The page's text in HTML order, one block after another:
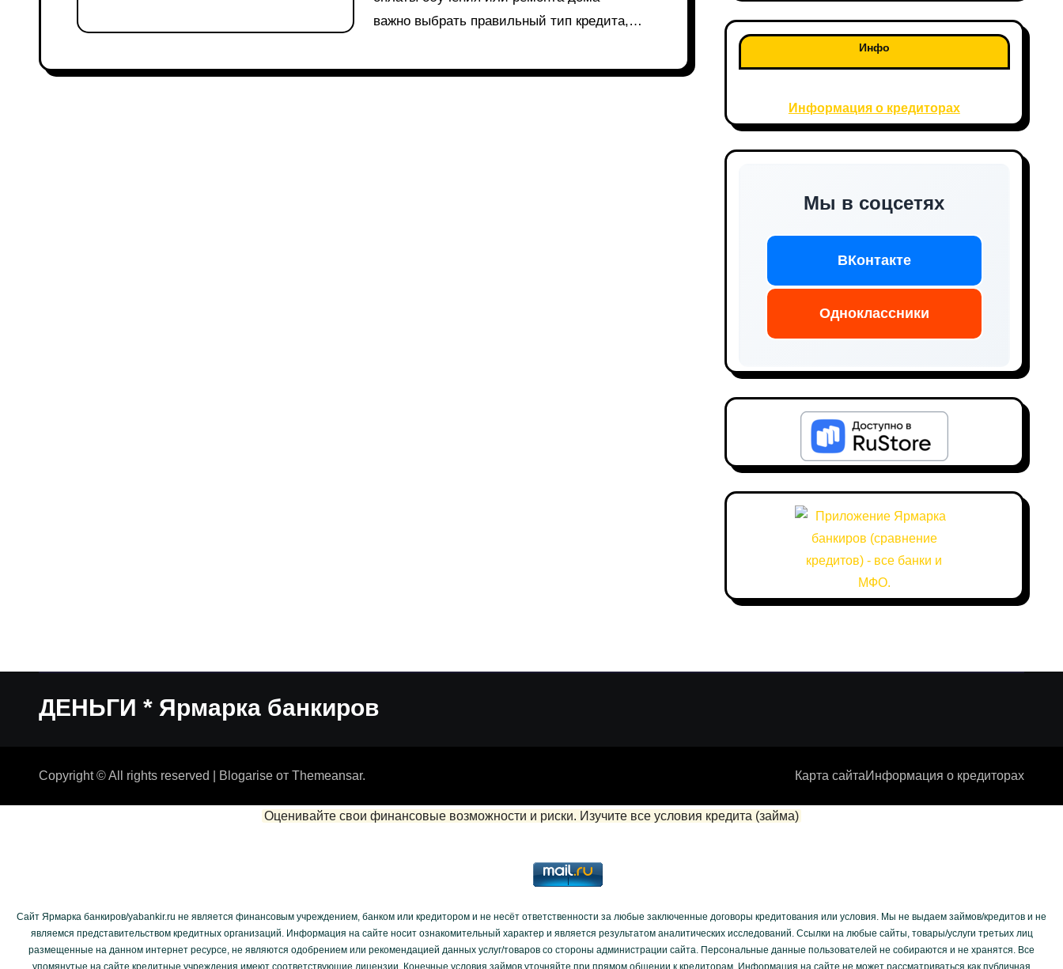
важно выбрать правильный тип кредита,…
Инфо
Информация о кредиторах
Мы в соцсетях
ВКонтакте
Одноклассники
ДЕНЬГИ * Ярмарка банкиров
Copyright © All rights reserved Blogarise от Themeansar. Карта сайтаИнформация о кредиторах
Оценивайте свои финансовые возможности и риски. Изучите все условия кредита (займа)
Сайт Ярмарка банкиров/yabankir.ru не является финансовым учреждением, банком или кредитором и не несёт ответственности за любые заключенные договоры кредитования или условия. Мы не выдаем займов/кредитов и не
являемся представительством кредитных организаций. Информация на сайте носит ознакомительный характер и является результатом аналитических исследований. Ссылки на любые сайты, товары/услуги третьих лиц
размещенные на данном интернет ресурсе, не являются одобрением или рекомендацией данных услуг/товаров со стороны администрации сайта. Персональные данные пользователей не собираются и не хранятся. Все
упомянутые на сайте кредитные учреждения имеют соответствующие лицензии. Конечные условия займов уточняйте при прямом общении к кредиторам. Информация на сайте не может рассматриваться как публичная